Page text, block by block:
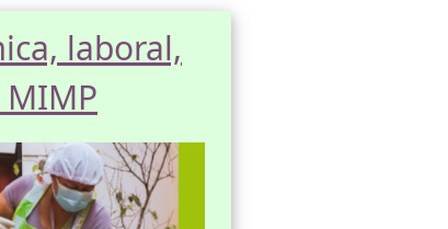
laboral,